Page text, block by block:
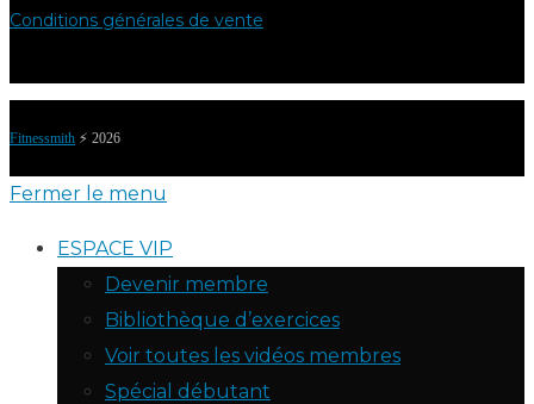
Conditions générales de vente
Fitnessmith ⚡️ 2026
Fermer le menu
ESPACE VIP
Devenir membre
Bibliothèque d’exercices
Voir toutes les vidéos membres
Spécial débutant